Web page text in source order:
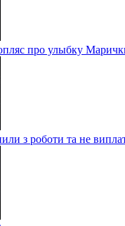
про улыбку
з роботи та не